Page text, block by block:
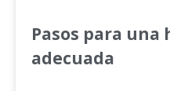
Pasos para
adecuada